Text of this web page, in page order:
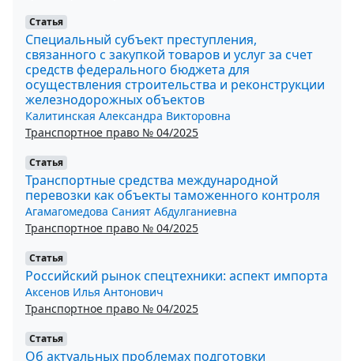
Статья
Специальный субъект преступления,
связанного с закупкой товаров и услуг за счет
средств федерального бюджета для
осуществления строительства и реконструкции
железнодорожных объектов
Калитинская Александра Викторовна
Транспортное право № 04/2025
Статья
Транспортные средства международной
перевозки как объекты таможенного контроля
Агамагомедова Саният Абдулганиевна
Транспортное право № 04/2025
Статья
Российский рынок спецтехники: аспект импорта
Аксенов Илья Антонович
Транспортное право № 04/2025
Статья
Об актуальных проблемах подготовки